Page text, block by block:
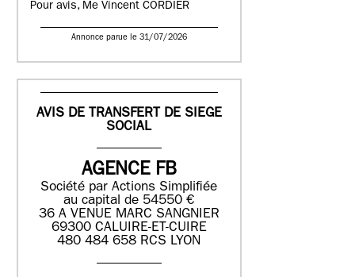
Pour avis, Me Vincent CORDIER
Annonce parue le 31/07/2026
AVIS DE TRANSFERT DE SIEGE
SOCIAL
AGENCE FB
Société par Actions Simplifiée
au capital de 54550 €
36 A VENUE MARC SANGNIER
69300 CALUIRE-ET-CUIRE
480 484 658 RCS LYON